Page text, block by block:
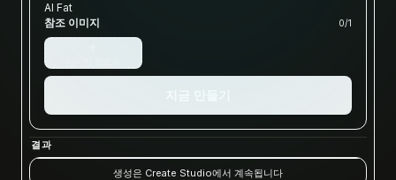
AI Fat
참조 이미지
0/1
결과
생성은 Create Studio에서 계속됩니다